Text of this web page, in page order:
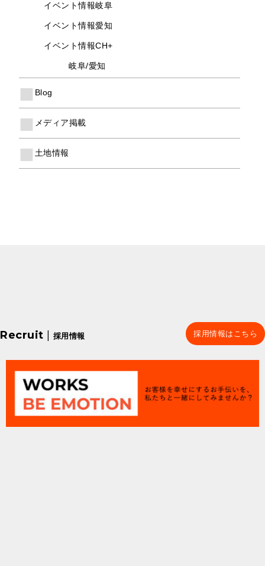
イベント情報岐阜
イベント情報愛知
イベント情報CH+
岐阜/愛知
Blog
メディア掲載
土地情報
Recruit 採用情報 採用情報はこちら